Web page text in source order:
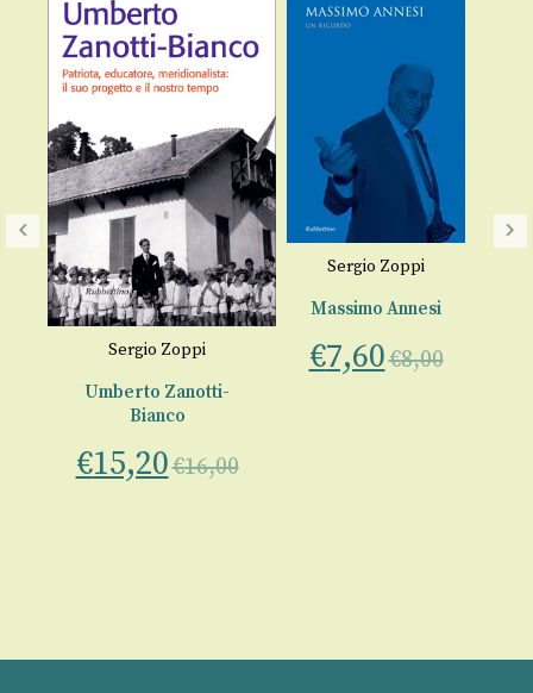
Sergio Zoppi
Umberto Zanotti-
Bianco
€15,20€16,00
Sergio Zoppi
Massimo Annesi
€7,60€8,00